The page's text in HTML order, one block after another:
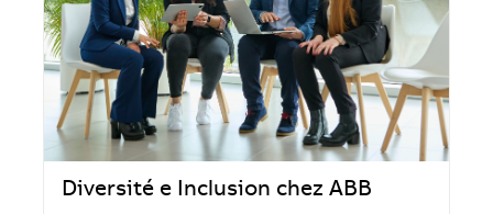
Diversité e Inclusion chez ABB